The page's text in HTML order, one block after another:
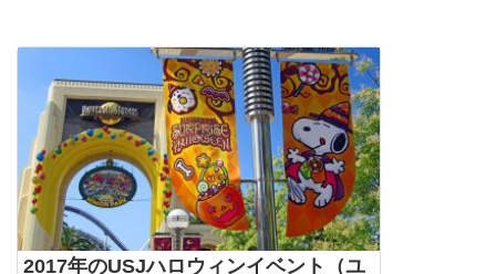
2017年のUSJハロウィンイベント（ユ